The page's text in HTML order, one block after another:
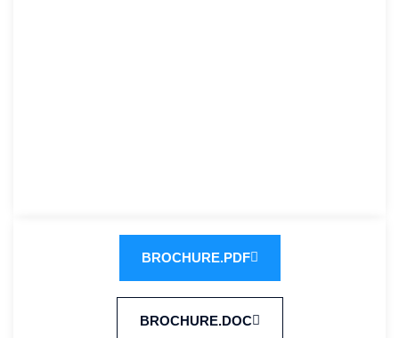
BROCHURE.PDF
BROCHURE.DOC